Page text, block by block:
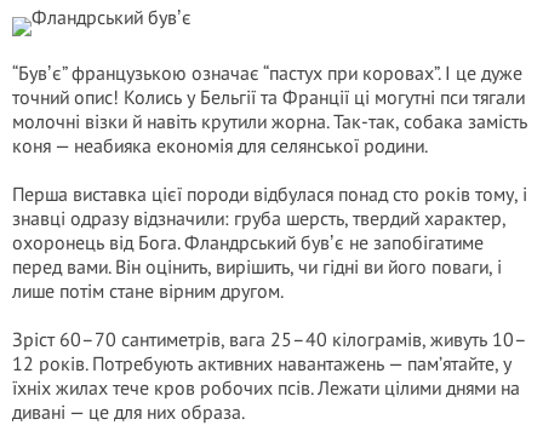
“Бувʼє” французькою означає “пастух при коровах”. І це дуже
точний опис! Колись у Бельгії та Франції ці могутні пси тягали
молочні візки й навіть крутили жорна. Так-так, собака замість
коня — неабияка економія для селянської родини.
Перша виставка цієї породи відбулася понад сто років тому, і
знавці одразу відзначили: груба шерсть, твердий характер,
охоронець від Бога. Фландрський бувʼє не запобігатиме
перед вами. Він оцінить, вирішить, чи гідні ви його поваги, і
лише потім стане вірним другом.
Зріст 60–70 сантиметрів, вага 25–40 кілограмів, живуть 10–
12 років. Потребують активних навантажень — пам’ятайте, у
їхніх жилах тече кров робочих псів. Лежати цілими днями на
дивані — це для них образа.